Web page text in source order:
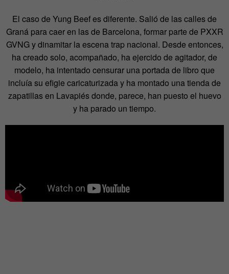
El caso de Yung Beef es diferente. Salió de las calles de
Graná para caer en las de Barcelona, formar parte de PXXR
GVNG y dinamitar la escena trap nacional. Desde entonces,
ha creado solo, acompañado, ha ejercido de agitador, de
modelo, ha intentado censurar una portada de libro que
incluía su efigie caricaturizada y ha montado una tienda de
zapatillas en Lavapiés donde, parece, han puesto el huevo
y ha parado un tiempo.